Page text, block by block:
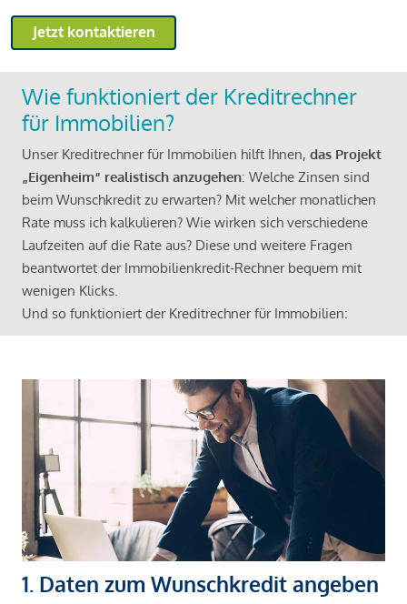
Jetzt kontaktieren
Wie funktioniert der Kreditrechner
für Immobilien?
Unser Kreditrechner für Immobilien hilft Ihnen, das Projekt
„Eigenheim“ realistisch anzugehen: Welche Zinsen sind
beim Wunschkredit zu erwarten? Mit welcher monatlichen
Rate muss ich kalkulieren? Wie wirken sich verschiedene
Laufzeiten auf die Rate aus? Diese und weitere Fragen
beantwortet der Immobilienkredit-Rechner bequem mit
wenigen Klicks.
Und so funktioniert der Kreditrechner für Immobilien:
1. Daten zum Wunschkredit angeben